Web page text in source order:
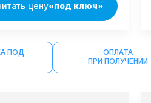
цену«под ключ»
ПОД
ОПЛАТА
ПРИ ПОЛУЧЕНИИ